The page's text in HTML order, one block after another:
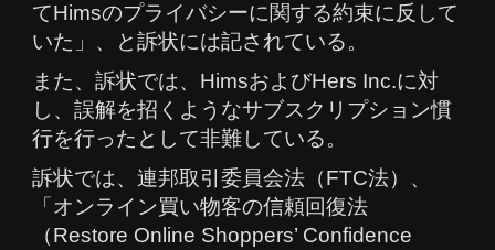
てHimsのプライバシーに関する約束に反して
いた」、と訴状には記されている。
また、訴状では、HimsおよびHers Inc.に対
し、誤解を招くようなサブスクリプション慣
行を行ったとして非難している。
訴状では、連邦取引委員会法（FTC法）、
「オンライン買い物客の信頼回復法
（Restore Online Shoppers’ Confidence